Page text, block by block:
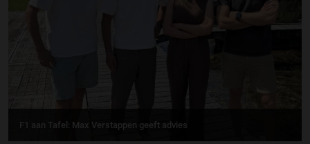
F1 aan Tafel: Max Verstappen geeft advies